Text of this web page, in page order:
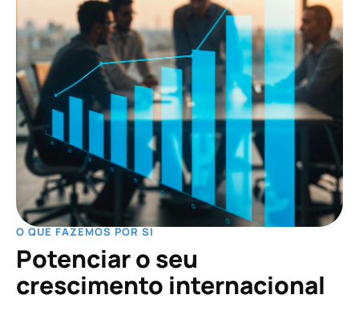
O QUE FAZEMOS POR SI
Potenciar o seu
crescimento internacional